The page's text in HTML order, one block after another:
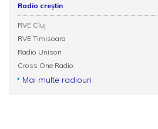
Radio creștin
RVE Cluj
RVE Timisoara
Radio Unison
Cross One Radio
Mai multe radiouri